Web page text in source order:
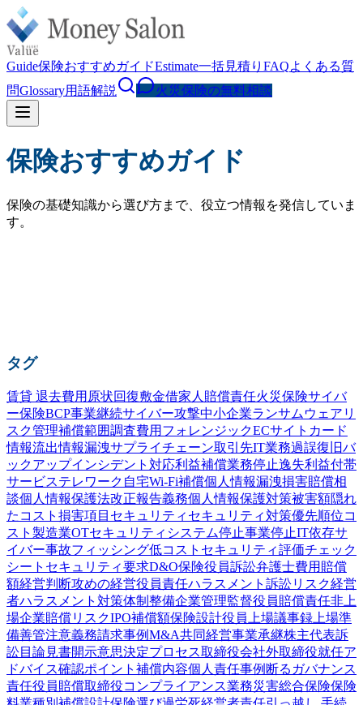
Guide保険おすすめガイドEstimate一括見積り FAQよくある質
問Glossary用語解説 火災保険の無料相談
保険おすすめガイド
保険の基礎知識から選び方まで、役立つ情報を発信していま
す。
タグ
賃貸 退去費用 原状回復敷金借家人賠償責任火災保険サイバ
ー保険BCP事業継続サイバー攻撃中小企業ランサムウェア リ
スク管理補償範囲調査費用 フォレンジックECサイト カード
情報流出情報漏洩サプライチェーン取引先IT業務過誤復旧バ
ックアップインシデント対応利益補償業務停止逸失利益付帯
サービステレワーク 自宅Wi-Fi補償個人情報漏洩損害賠償相
談個人情報保護法改正報告義務個人情報保護対策被害額隠れ
たコスト 損害項目 セキュリティ セキュリティ対策優先順位コ
スト 製造業OTセキュリティ システム停止事業停止IT依存サ
イバー事故フィッシング低コスト セキュリティ評価チェック
シート セキュリティ要求D&O保険役員訴訟弁護士費用 賠償
額経営判断攻めの経営役員責任ハラスメント 訴訟リスク経営
者ハラスメント対策体制整備企業管理監督役員賠償責任非上
場企業賠償リスクIPO補償額保険設計役員 上場議事録 上場準
備善管注意義務請求事例M&A共同経営事業承継株主代表訴
訟目論見書開示意思決定プロセス取締役会社外取締役就任ア
ドバイス確認ポイント 補償内容個人責任事例 断る ガバナンス
責任役員賠償取締役コンプライアンス業務災害総合保険保険